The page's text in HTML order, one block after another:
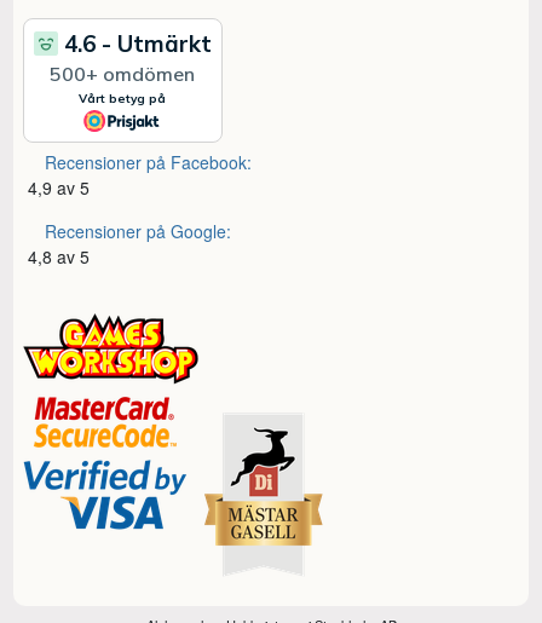
Recensioner på Facebook:
4,9 av 5
Recensioner på Google:
4,8 av 5